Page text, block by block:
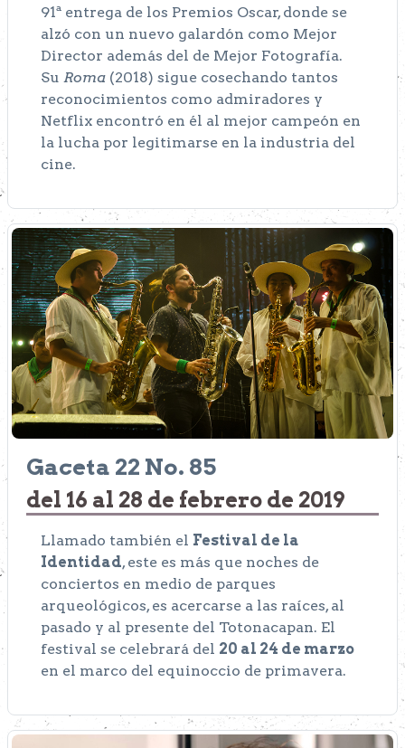
91ª entrega de los Premios Oscar, donde se
alzó con un nuevo galardón como Mejor
Director además del de Mejor Fotografía.
Su Roma (2018) sigue cosechando tantos
reconocimientos como admiradores y
Netflix encontró en él al mejor campeón en
la lucha por legitimarse en la industria del
cine.
Gaceta 22 No. 85
del 16 al 28 de febrero de 2019
Llamado también el Festival de la
Identidad, este es más que noches de
conciertos en medio de parques
arqueológicos, es acercarse a las raíces, al
pasado y al presente del Totonacapan. El
festival se celebrará del 20 al 24 de marzo
en el marco del equinoccio de primavera.